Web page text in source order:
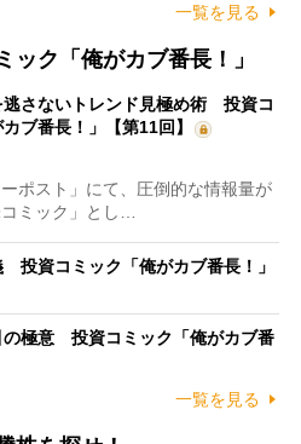
一覧を見る
ック「俺がカブ番長！」
逃さないトレンド見極め術 投資コ
ブ番長！」【第11回】
ポスト」にて、圧倒的な情報量が
ミック」とし…
投資コミック「俺がカブ番長！」
の極意 投資コミック「俺がカブ番
一覧を見る